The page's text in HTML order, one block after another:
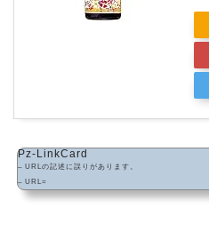
Pz-LinkCard
– URLの記述に誤りがあります。
– URL=